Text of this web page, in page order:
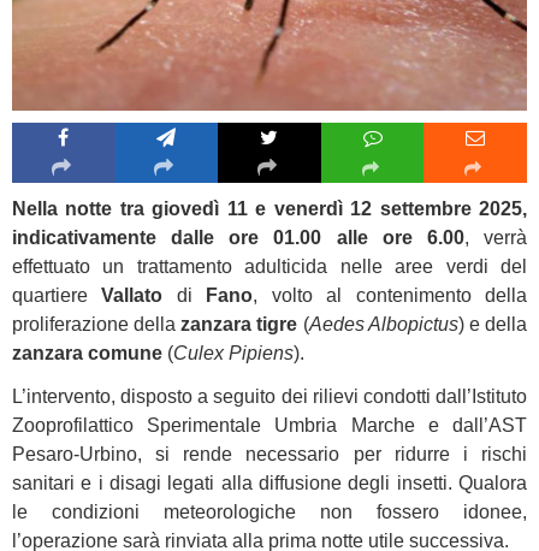
Nella notte tra giovedì 11 e venerdì 12 settembre 2025,
indicativamente dalle ore 01.00 alle ore 6.00, verrà
effettuato un trattamento adulticida nelle aree verdi del
quartiereVallato di Fano, volto al contenimento della
proliferazione dellazanzara tigre (Aedes Albopictus) e della
zanzara comune (Culex Pipiens).
L’intervento, disposto a seguito dei rilievi condotti dall’Istituto
Zooprofilattico Sperimentale Umbria Marche e dall’AST
Pesaro-Urbino, si rende necessario per ridurre i rischi
sanitari e i disagi legati alla diffusione degli insetti. Qualora
le condizioni meteorologiche non fossero idonee,
l’operazione sarà rinviata alla prima notte utile successiva.